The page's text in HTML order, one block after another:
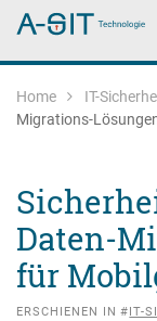
Zum Inhalt springen
Zur Navigation
Main Navigation
Home IT-
Migrations-
Daten-
für
ERSCHIENEN IN # IT-